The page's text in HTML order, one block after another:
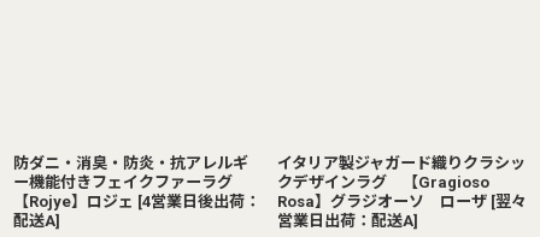
防ダニ・消臭・防炎・抗アレルギ
ー機能付きフェイクファーラグ
【Rojye】ロジェ [4営業日後出荷：
配送A]
イタリア製ジャガード織りクラシッ
クデザインラグ 【Gragioso
Rosa】グラジオーソ ローザ [翌々
営業日出荷：配送A]